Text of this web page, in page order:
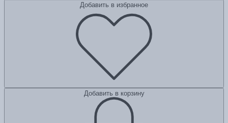
Добавить в избранное
Добавить в корзину